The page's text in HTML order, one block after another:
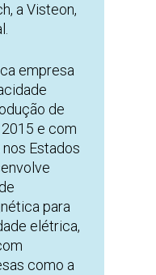
a Visteon,
empresa
de
e com
Estados
para
elétrica,
como a